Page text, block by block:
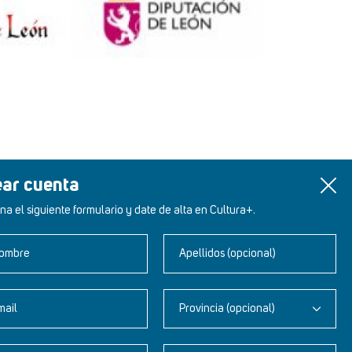
cuenta
el siguiente formulario y date de alta en Cultura+.
Apellidos (opcional)
Provincia (opcional)